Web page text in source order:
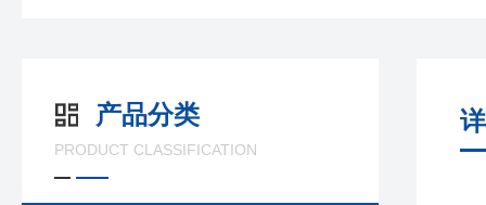
产品分类
PRODUCT CLASSIFICATION